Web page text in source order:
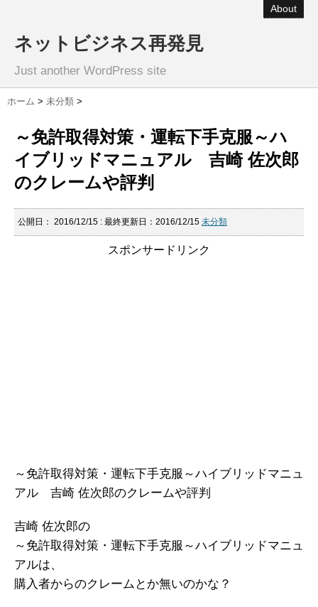
About
ネットビジネス再発見
Just another WordPress site
ホーム > 未分類 >
～免許取得対策・運転下手克服～ハ
イブリッドマニュアル 吉崎 佐次郎
のクレームや評判
公開日： 2016/12/15 : 最終更新日：2016/12/15 未分類
スポンサードリンク
～免許取得対策・運転下手克服～ハイブリッドマニュ
アル 吉崎 佐次郎のクレームや評判
吉崎 佐次郎の
～免許取得対策・運転下手克服～ハイブリッドマニュ
アルは、
購入者からのクレームとか無いのかな？